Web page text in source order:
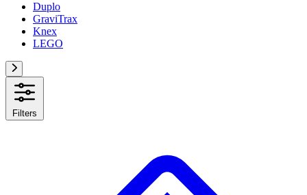
Duplo
GraviTrax
Knex
LEGO
Filters